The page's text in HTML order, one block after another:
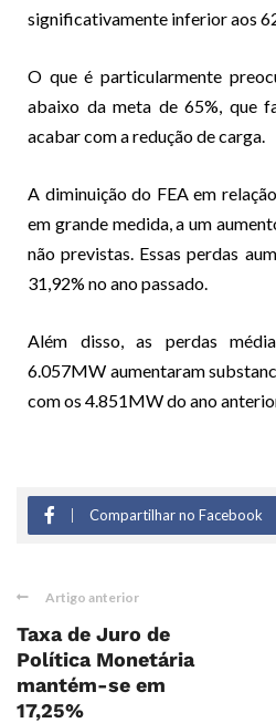
significativamente inferior aos
O que é particularmente
abaixo da meta de 65%, que
acabar com a redução de carga.
A diminuição do FEA em
em grande medida, a um
não previstas. Essas perdas
31,92% no ano passado.
Além disso, as perdas
6.057MW aumentaram
com os 4.851MW do ano
Compartilhar no Facebook
Artigo anterior
Taxa de Juro de
Política Monetária
mantém-se em
17,25%